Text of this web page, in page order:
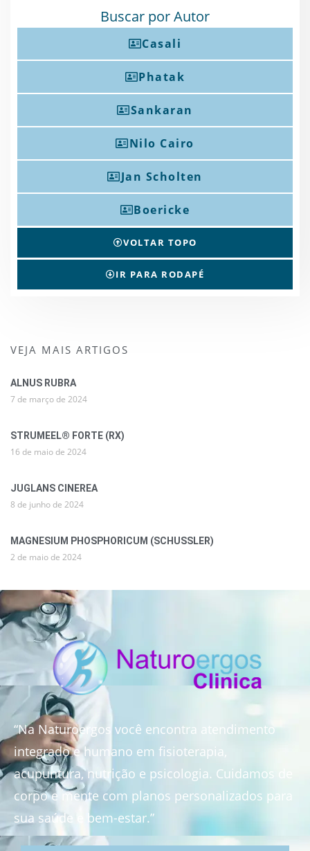
Buscar por Autor
Casali
Phatak
Sankaran
Nilo Cairo
Jan Scholten
Boericke
VOLTAR TOPO
IR PARA RODAPÉ
VEJA MAIS ARTIGOS
ALNUS RUBRA
7 de março de 2024
STRUMEEL® FORTE (RX)
16 de maio de 2024
JUGLANS CINEREA
8 de junho de 2024
MAGNESIUM PHOSPHORICUM (SCHUSSLER)
2 de maio de 2024
“Na Naturoergos você encontra atendimento
integrado e humano em fisioterapia,
acupuntura, nutrição e psicologia. Cuidamos de
corpo e mente com planos personalizados para
sua saúde e bem-estar.”